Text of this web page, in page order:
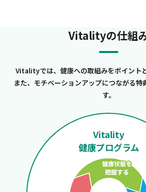
Vitalityの仕組
Vitalityでは、健康への取組みをポイント
また、モチベーションアップにつながる特
す。
Vitality
健康プログラム